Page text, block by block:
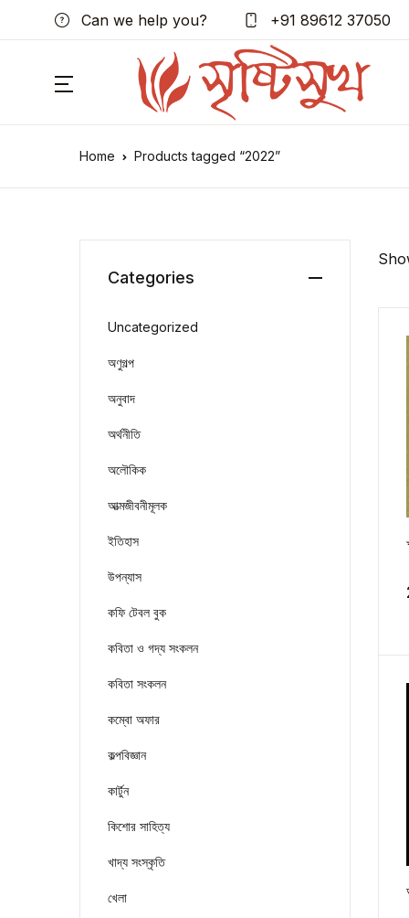
Can we help you? +91 89612 37050
Home Products tagged “2022”
Categories
Uncategorized
অণুগল্প
অনুবাদ
অর্থনীতি
অলৌকিক
আত্মজীবনীমূলক
ইতিহাস
উপন্যাস
কফি টেবল বুক
কবিতা ও গদ্য সংকলন
কবিতা সংকলন
কম্বো অফার
কল্পবিজ্ঞান
কার্টুন
কিশোর সাহিত্য
খাদ্য সংস্কৃতি
খেলা